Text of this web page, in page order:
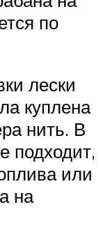
по
лески
куплена
нить. В
подходит,
или
на